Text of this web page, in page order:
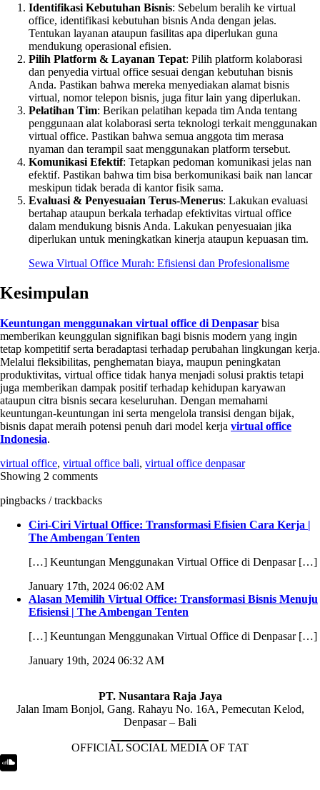
Identifikasi Kebutuhan Bisnis: Sebelum beralih ke virtual
office, identifikasi kebutuhan bisnis Anda dengan jelas.
Tentukan layanan ataupun fasilitas apa diperlukan guna
mendukung operasional efisien.
Pilih Platform & Layanan Tepat: Pilih platform kolaborasi
dan penyedia virtual office sesuai dengan kebutuhan bisnis
Anda. Pastikan bahwa mereka menyediakan alamat bisnis
virtual, nomor telepon bisnis, juga fitur lain yang diperlukan.
Pelatihan Tim: Berikan pelatihan kepada tim Anda tentang
penggunaan alat kolaborasi serta teknologi terkait menggunakan
virtual office. Pastikan bahwa semua anggota tim merasa
nyaman dan terampil saat menggunakan platform tersebut.
Komunikasi Efektif: Tetapkan pedoman komunikasi jelas nan
efektif. Pastikan bahwa tim bisa berkomunikasi baik nan lancar
meskipun tidak berada di kantor fisik sama.
Evaluasi & Penyesuaian Terus-Menerus: Lakukan evaluasi
bertahap ataupun berkala terhadap efektivitas virtual office
dalam mendukung bisnis Anda. Lakukan penyesuaian jika
diperlukan untuk meningkatkan kinerja ataupun kepuasan tim.
Sewa Virtual Office Murah: Efisiensi dan Profesionalisme
Kesimpulan
Keuntungan menggunakan virtual office di Denpasar bisa
memberikan keunggulan signifikan bagi bisnis modern yang ingin
tetap kompetitif serta beradaptasi terhadap perubahan lingkungan kerja.
Melalui fleksibilitas, penghematan biaya, maupun peningkatan
produktivitas, virtual office tidak hanya menjadi solusi praktis tetapi
juga memberikan dampak positif terhadap kehidupan karyawan
ataupun citra bisnis secara keseluruhan. Dengan memahami
keuntungan-keuntungan ini serta mengelola transisi dengan bijak,
bisnis dapat meraih potensi penuh dari model kerja virtual office
Indonesia.
virtual office, virtual office bali, virtual office denpasar
Showing 2 comments
pingbacks / trackbacks
Ciri-Ciri Virtual Office: Transformasi Efisien Cara Kerja |
The Ambengan Tenten
[…] Keuntungan Menggunakan Virtual Office di Denpasar […]
January 17th, 2024 06:02 AM
Alasan Memilih Virtual Office: Transformasi Bisnis Menuju
Efisiensi | The Ambengan Tenten
[…] Keuntungan Menggunakan Virtual Office di Denpasar […]
January 19th, 2024 06:32 AM
PT. Nusantara Raja Jaya
Jalan Imam Bonjol, Gang. Rahayu No. 16A, Pemecutan Kelod,
Denpasar – Bali
OFFICIAL SOCIAL MEDIA OF TAT